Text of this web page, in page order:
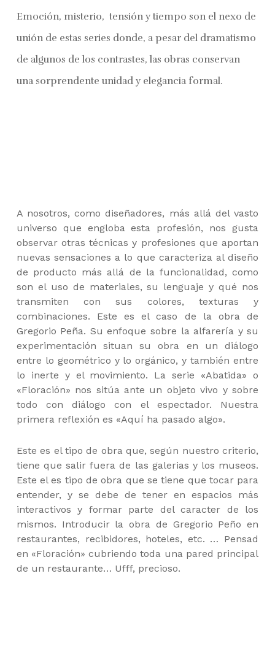
Emoción, misterio, tensión y tiempo son el nexo de
unión de estas series donde, a pesar del dramatismo
de algunos de los contrastes, las obras conservan
una sorprendente unidad y elegancia formal.
A nosotros, como diseñadores, más allá del vasto
universo que engloba esta profesión, nos gusta
observar otras técnicas y profesiones que aportan
nuevas sensaciones a lo que caracteriza al diseño
de producto más allá de la funcionalidad, como
son el uso de materiales, su lenguaje y qué nos
transmiten con sus colores, texturas y
combinaciones. Este es el caso de la obra de
Gregorio Peña. Su enfoque sobre la alfarería y su
experimentación situan su obra en un diálogo
entre lo geométrico y lo orgánico, y también entre
lo inerte y el movimiento. La serie «Abatida» o
«Floración» nos sitúa ante un objeto vivo y sobre
todo con diálogo con el espectador. Nuestra
primera reflexión es «Aquí ha pasado algo».
Este es el tipo de obra que, según nuestro criterio,
tiene que salir fuera de las galerias y los museos.
Este el es tipo de obra que se tiene que tocar para
entender, y se debe de tener en espacios más
interactivos y formar parte del caracter de los
mismos. Introducir la obra de Gregorio Peño en
restaurantes, recibidores, hoteles, etc. … Pensad
en «Floración» cubriendo toda una pared principal
de un restaurante… Ufff, precioso.